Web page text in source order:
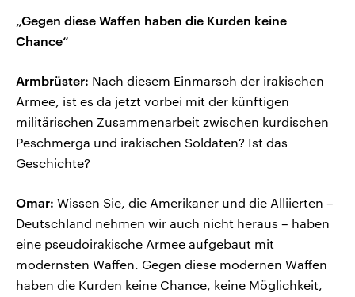
„Gegen diese Waffen haben die Kurden keine
Chance“
Armbrüster: Nach diesem Einmarsch der irakischen
Armee, ist es da jetzt vorbei mit der künftigen
militärischen Zusammenarbeit zwischen kurdischen
Peschmerga und irakischen Soldaten? Ist das
Geschichte?
Omar: Wissen Sie, die Amerikaner und die Alliierten –
Deutschland nehmen wir auch nicht heraus – haben
eine pseudoirakische Armee aufgebaut mit
modernsten Waffen. Gegen diese modernen Waffen
haben die Kurden keine Chance, keine Möglichkeit,